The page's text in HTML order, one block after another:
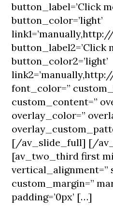
button_label=’Click
button_color=’light’
button_label2=’Click
button_color2=’light’
font_color=”
custom_content=”
overlay_color=”
[/av_slide_full] [/
[av_two_third first
vertical_alignment=”
custom_margin=”
padding=’0px’ […]